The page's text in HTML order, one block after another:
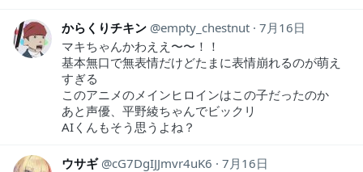
からくりチキン empty_chestnut 7月16日
マキちゃんかわええ〜〜！！
基本無口で無表情だけどたまに表情崩れるのが萌え
すぎる
このアニメのメインヒロインはこの子だったのか
あと声優、平野綾ちゃんでビックリ
AIくんもそう思うよね？
ウサギ cG7DgIJJmvr4uK6
7月16日